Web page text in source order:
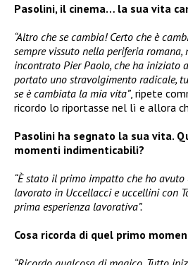
Pasolini, il cinema… la sua vita
“Altro che se cambia! Certo che è
sempre vissuto nella periferia romana,
incontrato Pier Paolo, che ha iniziato
portato uno stravolgimento radicale,
se è cambiata la mia vita”, ripete
ricordo lo riportasse nel lì e allora
Pasolini ha segnato la sua vita.
momenti indimenticabili?
“È stato il primo impatto che ho avuto
lavorato in Uccellacci e uccellini con
prima esperienza lavorativa”.
Cosa ricorda di quel primo